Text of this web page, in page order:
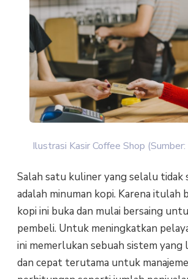
Ilustrasi Kasir Coffee Shop (Sumber:
Salah satu kuliner yang selalu tidak
adalah minuman kopi. Karena itulah
kopi ini buka dan mulai bersaing
pembeli. Untuk meningkatkan
ini memerlukan sebuah sistem yang
dan cepat terutama untuk